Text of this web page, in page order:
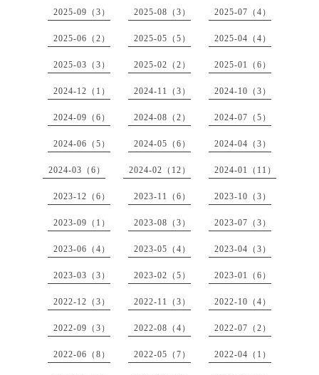
2025-09（3） 2025-08（3） 2025-07（4）
2025-06（2） 2025-05（5） 2025-04（4）
2025-03（3） 2025-02（2） 2025-01（6）
2024-12（1） 2024-11（3） 2024-10（3）
2024-09（6） 2024-08（2） 2024-07（5）
2024-06（5） 2024-05（6） 2024-04（3）
2024-03（6） 2024-02（12） 2024-01（11）
2023-12（6） 2023-11（6） 2023-10（3）
2023-09（1） 2023-08（3） 2023-07（3）
2023-06（4） 2023-05（4） 2023-04（3）
2023-03（3） 2023-02（5） 2023-01（6）
2022-12（3） 2022-11（3） 2022-10（4）
2022-09（3） 2022-08（4） 2022-07（2）
2022-06（8） 2022-05（7） 2022-04（1）